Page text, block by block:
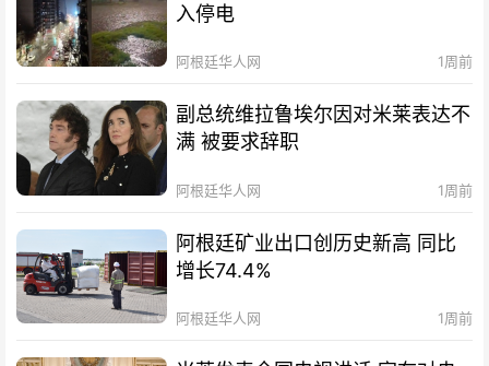
入停电
阿根廷华人网 1周前
副总统维拉鲁埃尔因对米莱表达不
满 被要求辞职
阿根廷华人网 1周前
阿根廷矿业出口创历史新高 同比
增长74.4%
阿根廷华人网 1周前